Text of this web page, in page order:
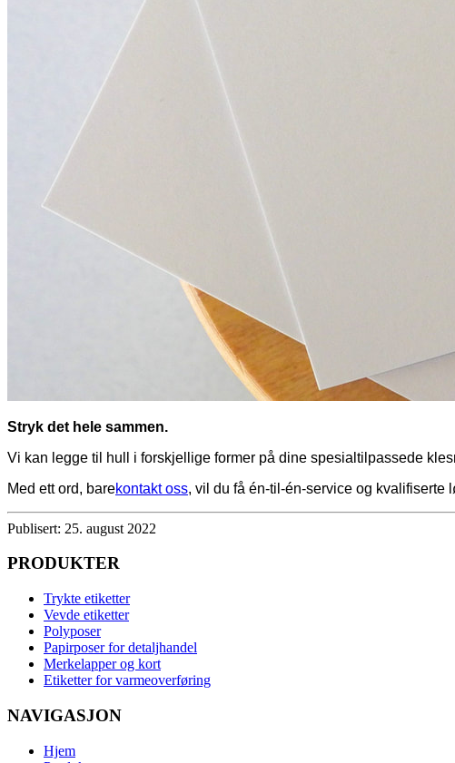
Stryk det hele sammen.
Vi kan legge til hull i forskjellige former på dine spesialtilpassede
Med ett ord, barekontakt oss, vil du få én-til-én-service og kvalifiserte
Publisert: 25. august 2022
PRODUKTER
Trykte etiketter
Vevde etiketter
Polyposer
Papirposer for detaljhandel
Merkelapper og kort
Etiketter for varmeoverføring
NAVIGASJON
Hjem